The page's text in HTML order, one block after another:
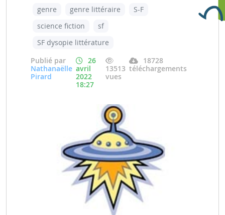
genre genre littéraire
S-F
science fiction
sf
SF dysopie littérature
Publié par
Nathanaëlle
Pirard
26
avril
2022
18:27
13513
vues
18728
téléchargements